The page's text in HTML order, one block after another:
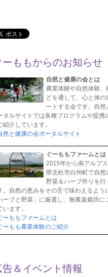
ーももからのお知らせ
自然と健康の会とは
農業体験や自然体験、
どを通して、心と体の
ートする会です。自然
タルサイトでは各種プログラムや提携
紹介しています。
然と健康の会ポータルサイト
ぐーももファームとは
2015年から南アルプ
県北杜市白州町で自然
野菜＆ハーブ作りを行
。自然の恵みをその舌で味わえるよう
ーブと野菜」に厳選し、無農薬栽培に
います。
ーももファームとは
ーもも農業体験のご紹介
告＆イベント情報